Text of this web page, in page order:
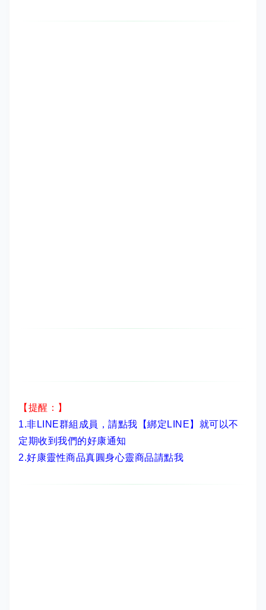
【提醒：】
1.非LINE群組成員， 請點我【綁定LINE】 就可以不
定期收到我們的好康通知
2.好康靈性商品真圓身心靈商品請點我